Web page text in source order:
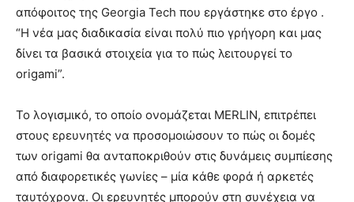
απόφοιτος της Georgia Tech που εργάστηκε στο έργο .
“Η νέα μας διαδικασία είναι πολύ πιο γρήγορη και μας
δίνει τα βασικά στοιχεία για το πώς λειτουργεί το
origami”.
Το λογισμικό, το οποίο ονομάζεται MERLIN, επιτρέπει
στους ερευνητές να προσομοιώσουν το πώς οι δομές
των origami θα ανταποκριθούν στις δυνάμεις συμπίεσης
από διαφορετικές γωνίες – μία κάθε φορά ή αρκετές
ταυτόχρονα. Οι ερευνητές μπορούν στη συνέχεια να